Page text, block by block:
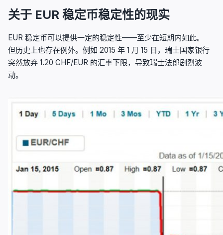
关于 EUR 稳定币稳定性的现实
EUR 稳定币可以提供一定的稳定性——至少在短期内如此。
但历史上也存在例外。例如 2015 年 1 月 15 日，瑞士国家银行
突然放弃 1.20 CHF/EUR 的汇率下限，导致瑞士法郎剧烈波
动。